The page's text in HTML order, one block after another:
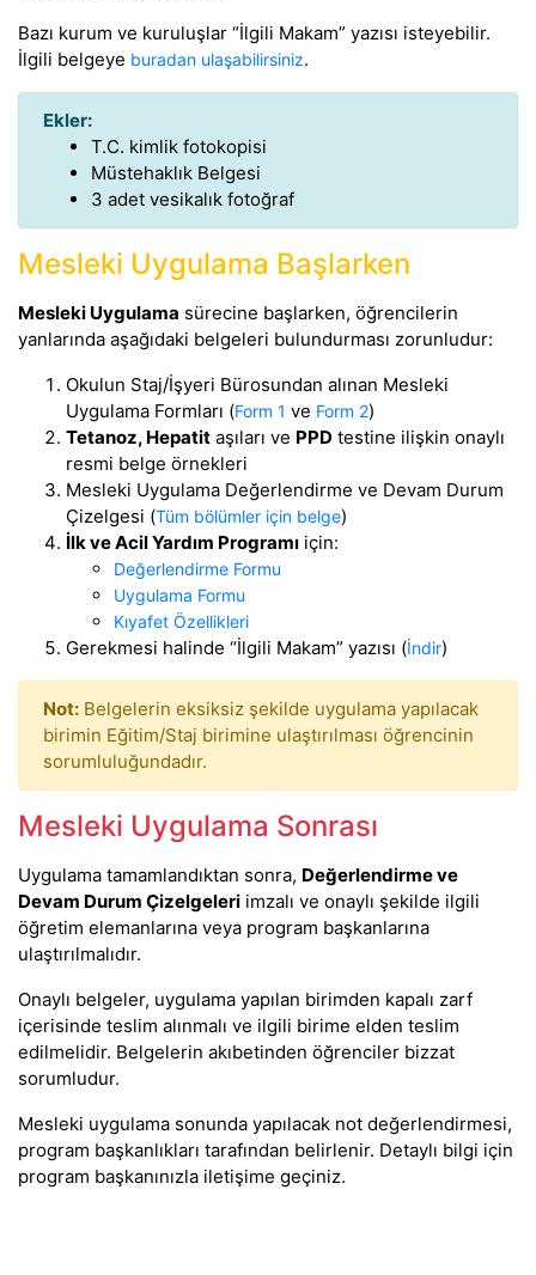
Bazı kurum ve kuruluşlar “İlgili Makam” yazısı isteyebilir.
İlgili belgeye buradan ulaşabilirsiniz.
Ekler:
T.C. kimlik fotokopisi
Müstehaklık Belgesi
3 adet vesikalık fotoğraf
Mesleki Uygulama Başlarken
Mesleki Uygulama sürecine başlarken, öğrencilerin
yanlarında aşağıdaki belgeleri bulundurması zorunludur:
Okulun Staj/İşyeri Bürosundan alınan Mesleki
Uygulama Formları (Form 1 ve Form 2)
Tetanoz, Hepatit aşıları ve PPD testine ilişkin onaylı
resmi belge örnekleri
Mesleki Uygulama Değerlendirme ve Devam Durum
Çizelgesi (Tüm bölümler için belge)
İlk ve Acil Yardım Programı için:
Değerlendirme Formu
Uygulama Formu
Kıyafet Özellikleri
Gerekmesi halinde “İlgili Makam” yazısı (İndir)
Not: Belgelerin eksiksiz şekilde uygulama yapılacak
birimin Eğitim/Staj birimine ulaştırılması öğrencinin
sorumluluğundadır.
Mesleki Uygulama Sonrası
Uygulama tamamlandıktan sonra, Değerlendirme ve
Devam Durum Çizelgeleri imzalı ve onaylı şekilde ilgili
öğretim elemanlarına veya program başkanlarına
ulaştırılmalıdır.
Onaylı belgeler, uygulama yapılan birimden kapalı zarf
içerisinde teslim alınmalı ve ilgili birime elden teslim
edilmelidir. Belgelerin akıbetinden öğrenciler bizzat
sorumludur.
Mesleki uygulama sonunda yapılacak not değerlendirmesi,
program başkanlıkları tarafından belirlenir. Detaylı bilgi için
program başkanınızla iletişime geçiniz.